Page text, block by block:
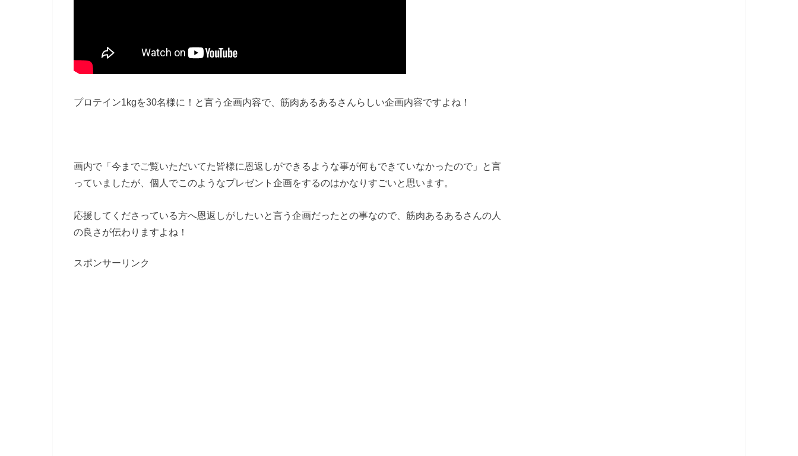
プロテイン1kgを30名様に！と言う企画内容で、筋肉あるあるさんらしい企画内容ですよね！
画内で「今までご覧いただいてた皆様に恩返しができるような事が何もできていなかったので」と言
っていましたが、個人でこのようなプレゼント企画をするのはかなりすごいと思います。
応援してくださっている方へ恩返しがしたいと言う企画だったとの事なので、筋肉あるあるさんの人
の良さが伝わりますよね！
スポンサーリンク